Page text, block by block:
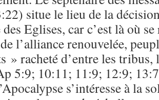
situe le lieu de la
Eglises, car c’est là où
l’alliance renouvelée,
» racheté d’entre les tribus,
5:9; 10:11; 11:9; 12:9;
s’intéresse à la